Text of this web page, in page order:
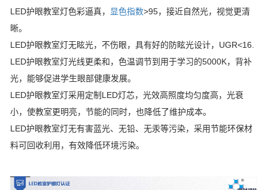
LED护眼教室灯色彩逼真，
显色指数>95，接近自然光，视觉更清
晰。
LED护眼教室灯无眩光，不伤眼，具有好的防眩光设计，UGR<16.
LED护眼教室灯光线更柔和，色温调节到用于学习的5000K，背补
光，能够促进学生眼部健康发展。
LED护眼教室灯采用定制LED灯芯，光效高照度均匀度高，光衰
小，使教室更明亮，节能的同时，也降低了维护成本。
LED护眼教室灯无有害蓝光、无铅、无汞等污染，采用节能环保材
料可回收利用，有效降低环境污染。